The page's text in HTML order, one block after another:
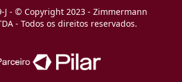
J - © Copyright 2023 - Zimmermann
- Todos os direitos reservados.